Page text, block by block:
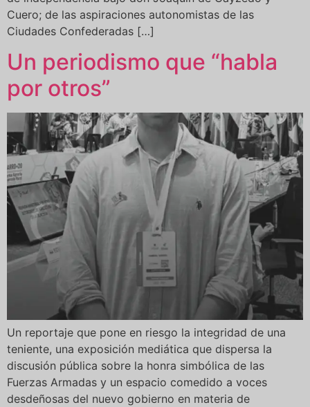
Cuero; de las aspiraciones autonomistas de las
Ciudades Confederadas […]
Un periodismo que “habla
por otros”
Un reportaje que pone en riesgo la integridad de una
teniente, una exposición mediática que dispersa la
discusión pública sobre la honra simbólica de las
Fuerzas Armadas y un espacio comedido a voces
desdeñosas del nuevo gobierno en materia de